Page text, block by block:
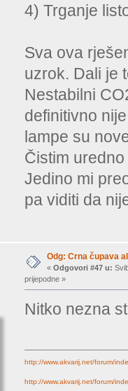
4) Trganje
Sva ova
uzrok. Dali je
Nestabilni
definitivno
lampe su
Čistim
Jedino mi
pa viditi da
Odg: Crna čupava
« Odgovori #47 u:
prijepodne »
Nitko nezna
http://www.akvarij.net/forum/
http://www.akvarij.net/forum/